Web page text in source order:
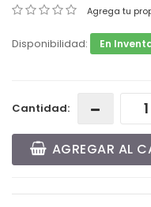
Agrega tu
Disponibilidad: En
Cantidad:
AGREGAR AL